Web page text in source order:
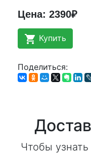
Цена: 2390₽
shopping_cart Купить
Поделиться:
Чтобы